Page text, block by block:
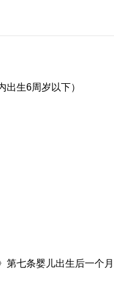
出生6周岁以下）
第七条婴儿出生后一